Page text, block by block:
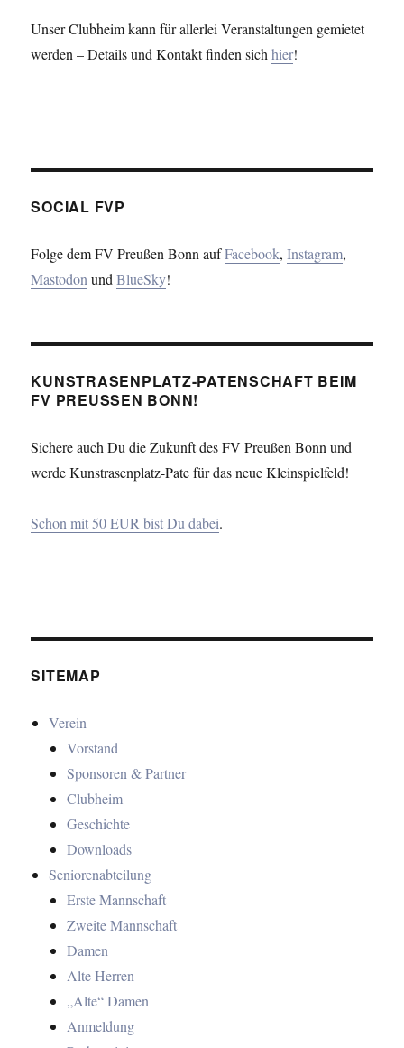
Unser Clubheim kann für allerlei Veranstaltungen gemietet
werden – Details und Kontakt finden sichhier!
SOCIAL FVP
Folge dem FV Preußen Bonn aufFacebook,Instagram,
MastodonundBlueSky!
KUNSTRASENPLATZ-PATENSCHAFT BEIM
FV PREUSSEN BONN!
Sichere auch Du die Zukunft des FV Preußen Bonn und
werde Kunstrasenplatz-Pate für das neue Kleinspielfeld!
Schon mit 50 EUR bist Du dabei.
SITEMAP
Verein
Vorstand
Sponsoren & Partner
Clubheim
Geschichte
Downloads
Seniorenabteilung
Erste Mannschaft
Zweite Mannschaft
Damen
Alte Herren
„Alte“ Damen
Anmeldung